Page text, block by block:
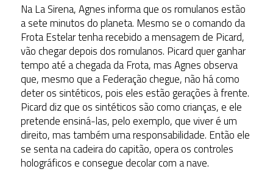
Na La Sirena, Agnes informa que os romulanos estão
a sete minutos do planeta. Mesmo se o comando da
Frota Estelar tenha recebido a mensagem de Picard,
vão chegar depois dos romulanos. Picard quer ganhar
tempo até a chegada da Frota, mas Agnes observa
que, mesmo que a Federação chegue, não há como
deter os sintéticos, pois eles estão gerações à frente.
Picard diz que os sintéticos são como crianças, e ele
pretende ensiná-las, pelo exemplo, que viver é um
direito, mas também uma responsabilidade. Então ele
se senta na cadeira do capitão, opera os controles
holográficos e consegue decolar com a nave.